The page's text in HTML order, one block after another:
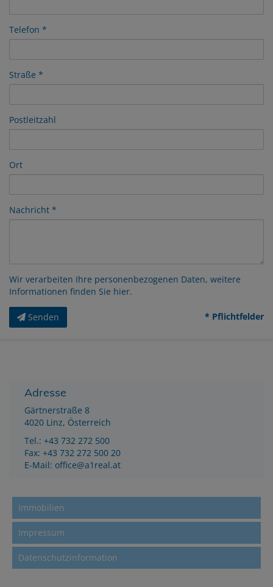
Telefon
Straße
Postleitzahl
Ort
Nachricht
Wir verarbeiten Ihre personenbezogenen Daten, weitere
Informationen finden Sie hier.
Senden * Pflichtfelder
Adresse
Gärtnerstraße 8
4020 Linz, Österreich
Tel.: +43 732 272 500
Fax: +43 732 272 500 20
E-Mail: office@a1real.at
Immobilien
Impressum
Datenschutzinformation